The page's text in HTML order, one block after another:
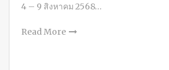
4 – 9 สิงหาคม 2568…
Read More